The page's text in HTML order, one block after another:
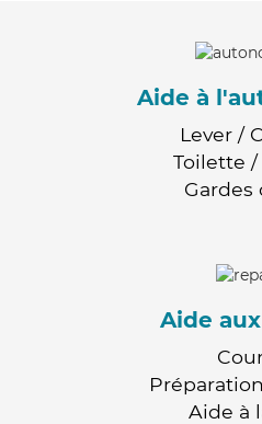
Aide à
Lever /
Toilette
Aide
Aide à